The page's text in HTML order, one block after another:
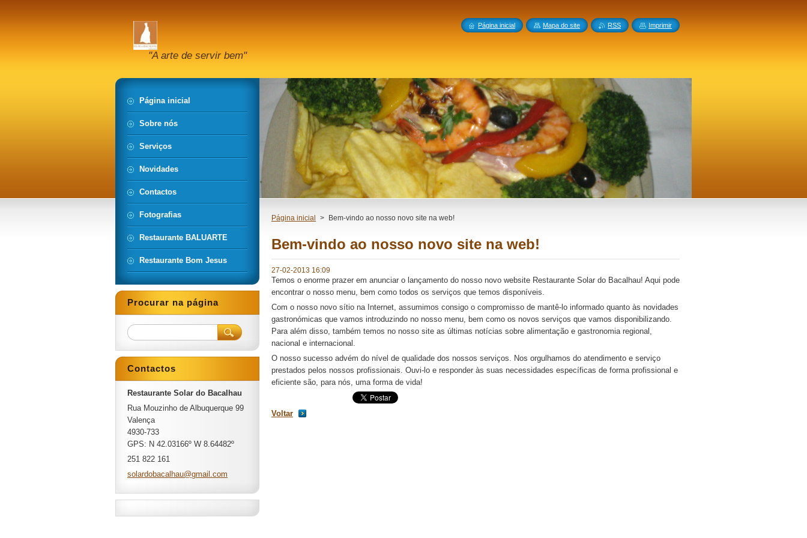
"A arte de servir bem"
Página inicial > Bem-vindo ao nosso novo site na web!
Bem-vindo ao nosso novo site na web!
27-02-2013 16:09
Temos o enorme prazer em anunciar o lançamento do nosso novo website Restaurante Solar do Bacalhau! Aqui pode
encontrar o nosso menu, bem como todos os serviços que temos disponíveis.
Com o nosso novo sítio na Internet, assumimos consigo o compromisso de mantê-lo informado quanto às novidades
gastronómicas que vamos introduzindo no nosso menu, bem como os novos serviços que vamos disponibilizando.
Para além disso, também temos no nosso site as últimas notícias sobre alimentação e gastronomia regional,
nacional e internacional.
O nosso sucesso advém do nível de qualidade dos nossos serviços. Nos orgulhamos do atendimento e serviço
prestados pelos nossos profissionais. Ouvi-lo e responder às suas necessidades específicas de forma profissional e
eficiente são, para nós, uma forma de vida!
Voltar
Página inicial
Sobre nós
Serviços
Novidades
Contactos
Fotografias
Restaurante BALUARTE
Restaurante Bom Jesus
Procurar na página
Contactos
Restaurante Solar do Bacalhau
Rua Mouzinho de Albuquerque 99
Valença
4930-733
GPS: N 42.03166º W 8.64482º
251 822 161
solardobacalhau@gmail.com
Página inicial Mapa do site RSS Imprimir